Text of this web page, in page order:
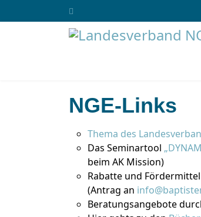
NGE-Links
Thema des
Das Seminartool
beim AK Mission)
Rabatte und
(Antrag an
Beratungsangebote